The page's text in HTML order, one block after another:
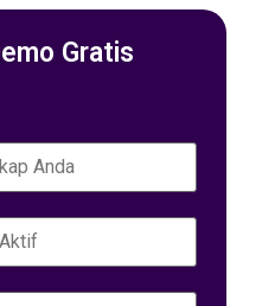
Gratis